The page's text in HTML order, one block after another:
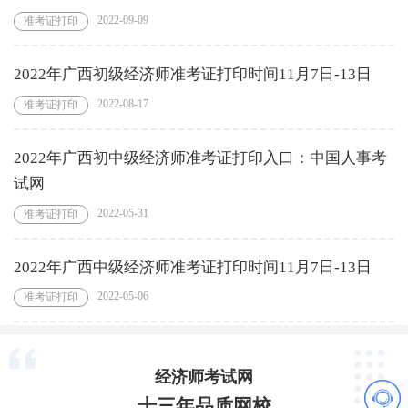
准考证打印 2022-09-09
2022年广西初级经济师准考证打印时间11月7日-13日
准考证打印 2022-08-17
2022年广西初中级经济师准考证打印入口：中国人事考
试网
准考证打印 2022-05-31
2022年广西中级经济师准考证打印时间11月7日-13日
准考证打印 2022-05-06
经济师考试网